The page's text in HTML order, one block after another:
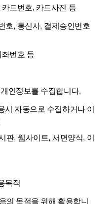
카드번호, 카드사진 등
호, 통신사, 결제승인번호
좌번호 등
인정보를 수집합니다.
시 자동으로 수집하거나 이
판, 웹사이트,서면양식, 이
목적
의 목적을 위해 활용합니